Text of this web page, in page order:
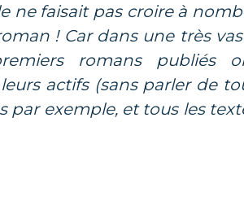
ne faisait pas croire à
! Car dans une très
romans publiés
actifs (sans parler de
par exemple, et tous les